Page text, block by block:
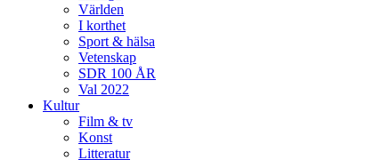
Världen
I korthet
Sport & hälsa
Vetenskap
SDR 100 ÅR
Val 2022
Kultur
Film & tv
Konst
Litteratur